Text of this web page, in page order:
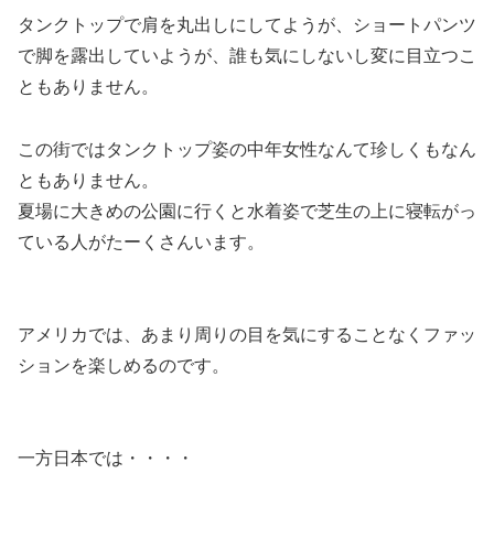
タンクトップで肩を丸出しにしてようが、ショートパンツ
で脚を露出していようが、誰も気にしないし変に目立つこ
ともありません。
この街ではタンクトップ姿の中年女性なんて珍しくもなん
ともありません。
夏場に大きめの公園に行くと水着姿で芝生の上に寝転がっ
ている人がたーくさんいます。
アメリカでは、あまり周りの目を気にすることなくファッ
ションを楽しめるのです。
一方日本では・・・・